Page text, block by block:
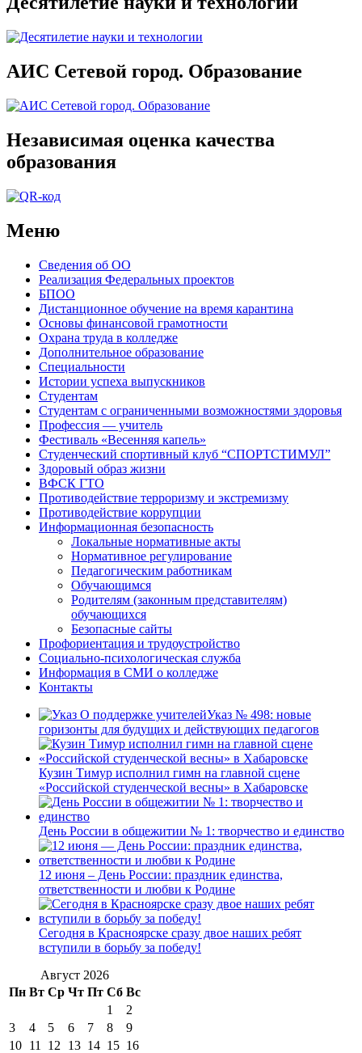
АИС Сетевой город. Образование
Независимая оценка качества
образования
Меню
Сведения об ОО
Реализация Федеральных проектов
БПОО
Дистанционное обучение на время карантина
Основы финансовой грамотности
Охрана труда в колледже
Дополнительное образование
Специальности
Истории успеха выпускников
Студентам
Студентам с ограниченными возможностями здоровья
Профессия — учитель
Фестиваль «Весенняя капель»
Студенческий спортивный клуб “СПОРТСТИМУЛ”
Здоровый образ жизни
ВФСК ГТО
Противодействие терроризму и экстремизму
Противодействие коррупции
Информационная безопасность
Локальные нормативные акты
Нормативное регулирование
Педагогическим работникам
Обучающимся
Родителям (законным представителям)
обучающихся
Безопасные сайты
Профориентация и трудоустройство
Социально-психологическая служба
Информация в СМИ о колледже
Контакты
Указ № 498: новые
горизонты для будущих и действующих педагогов
Кузин Тимур исполнил гимн на главной сцене
«Российской студенческой весны» в Хабаровске
День России в общежитии № 1: творчество и единство
12 июня – День России: праздник единства,
ответственности и любви к Родине
Сегодня в Красноярске сразу двое наших ребят
вступили в борьбу за победу!
Август 2026
Пн Вт Ср Чт Пт Сб Вс
1
2
3
4 5 6 7 8
9
10 11 12 13 14 15 16